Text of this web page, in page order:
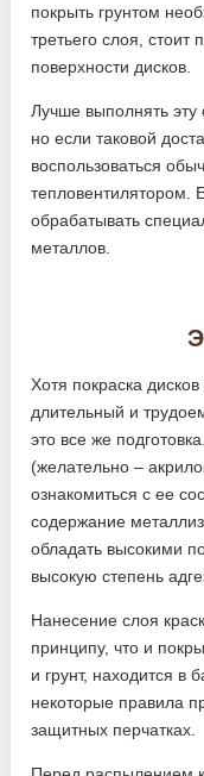
покрыть грунтом
третьего слоя, стоит
поверхности дисков.
Лучше выполнять
но если таковой
воспользоваться
тепловентилятором.
обрабатывать
металлов.
Хотя покраска
длительный и
это все же
(желательно –
ознакомиться с ее
содержание
обладать высокими
высокую степень
Нанесение слоя
принципу, что и
и грунт, находится в
некоторые правила
защитных перчатках.